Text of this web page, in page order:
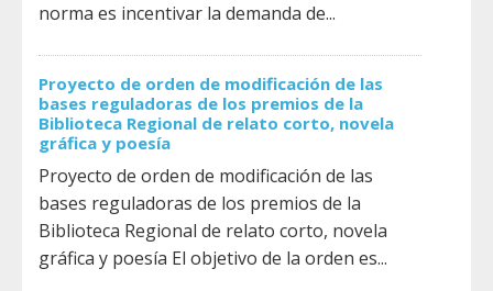
norma es incentivar la demanda de...
Proyecto de orden de modificación de las
bases reguladoras de los premios de la
Biblioteca Regional de relato corto, novela
gráfica y poesía
Proyecto de orden de modificación de las
bases reguladoras de los premios de la
Biblioteca Regional de relato corto, novela
gráfica y poesía El objetivo de la orden es...